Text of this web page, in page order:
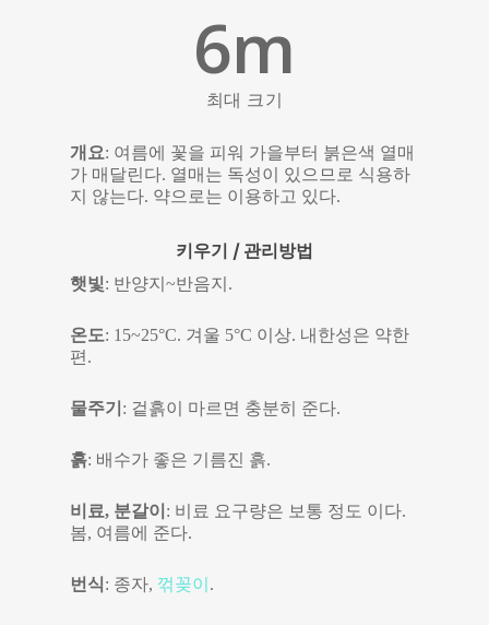
6m
최대 크기
개요: 여름에 꽃을 피워 가을부터 붉은색 열매
가 매달린다. 열매는 독성이 있으므로 식용하
지 않는다. 약으로는 이용하고 있다.
키우기 / 관리방법
햇빛: 반양지~반음지.
온도: 15~25°C. 겨울 5°C 이상. 내한성은 약한
편.
물주기 : 겉흙이 마르면 충분히 준다.
흙: 배수가 좋은 기름진 흙.
비료, 분갈이 : 비료 요구량은 보통 정도 이다.
봄, 여름에 준다.
번식: 종자, 꺾꽂이 .